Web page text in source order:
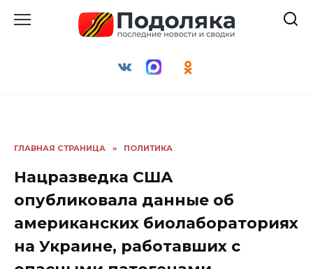
ГЛАВНАЯ СТРАНИЦА » ПОЛИТИКА
Нацразведка США
опубликовала данные об
американских биолабораториях
на Украине, работавших с